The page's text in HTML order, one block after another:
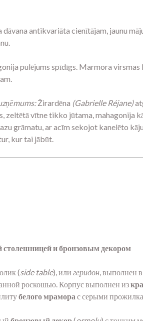
dāvana antikvariāta cienītājam, jaunu
pulējums spīdīgs. Marmora
Žirardēna (Gabrielle Réjane)
zeltētā vītne tikko jūtama, mahagonija
grāmatu, ar acīm sekojot kanelēto
kur tai jābūt.
столешницей и бронзовым декором
(side table), или геридон , выполнен
роскошью. Корпус выполнен из
белого мрамора с серыми